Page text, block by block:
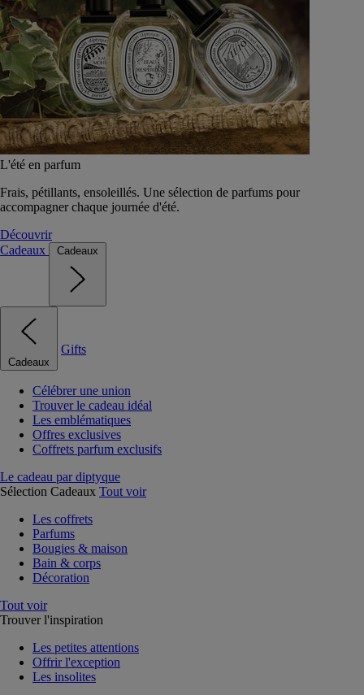
L'été en parfum
Frais, pétillants, ensoleillés. Une sélection de parfums pour
accompagner chaque journée d'été.
Découvrir
Cadeaux
Cadeaux
Cadeaux
Gifts
Célébrer une union
Trouver le cadeau idéal
Les emblématiques
Offres exclusives
Coffrets parfum exclusifs
Le cadeau par diptyque
Sélection Cadeaux Tout voir
Les coffrets
Parfums
Bougies & maison
Bain & corps
Décoration
Tout voir
Trouver l'inspiration
Les petites attentions
Offrir l'exception
Les insolites